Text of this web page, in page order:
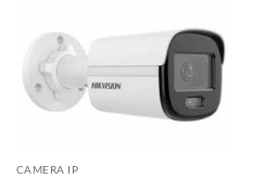
CAMERA IP